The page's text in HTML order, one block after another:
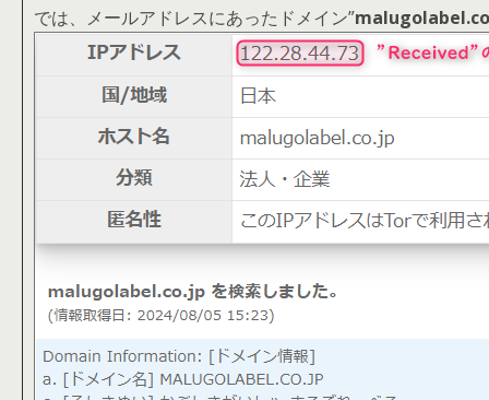
では、メールアドレスにあったドメイン”